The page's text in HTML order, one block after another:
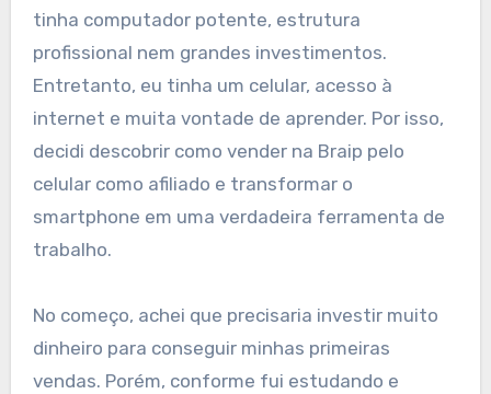
tinha computador potente, estrutura
profissional nem grandes investimentos.
Entretanto, eu tinha um celular, acesso à
internet e muita vontade de aprender. Por isso,
decidi descobrir como vender na Braip pelo
celular como afiliado e transformar o
smartphone em uma verdadeira ferramenta de
trabalho.
No começo, achei que precisaria investir muito
dinheiro para conseguir minhas primeiras
vendas. Porém, conforme fui estudando e